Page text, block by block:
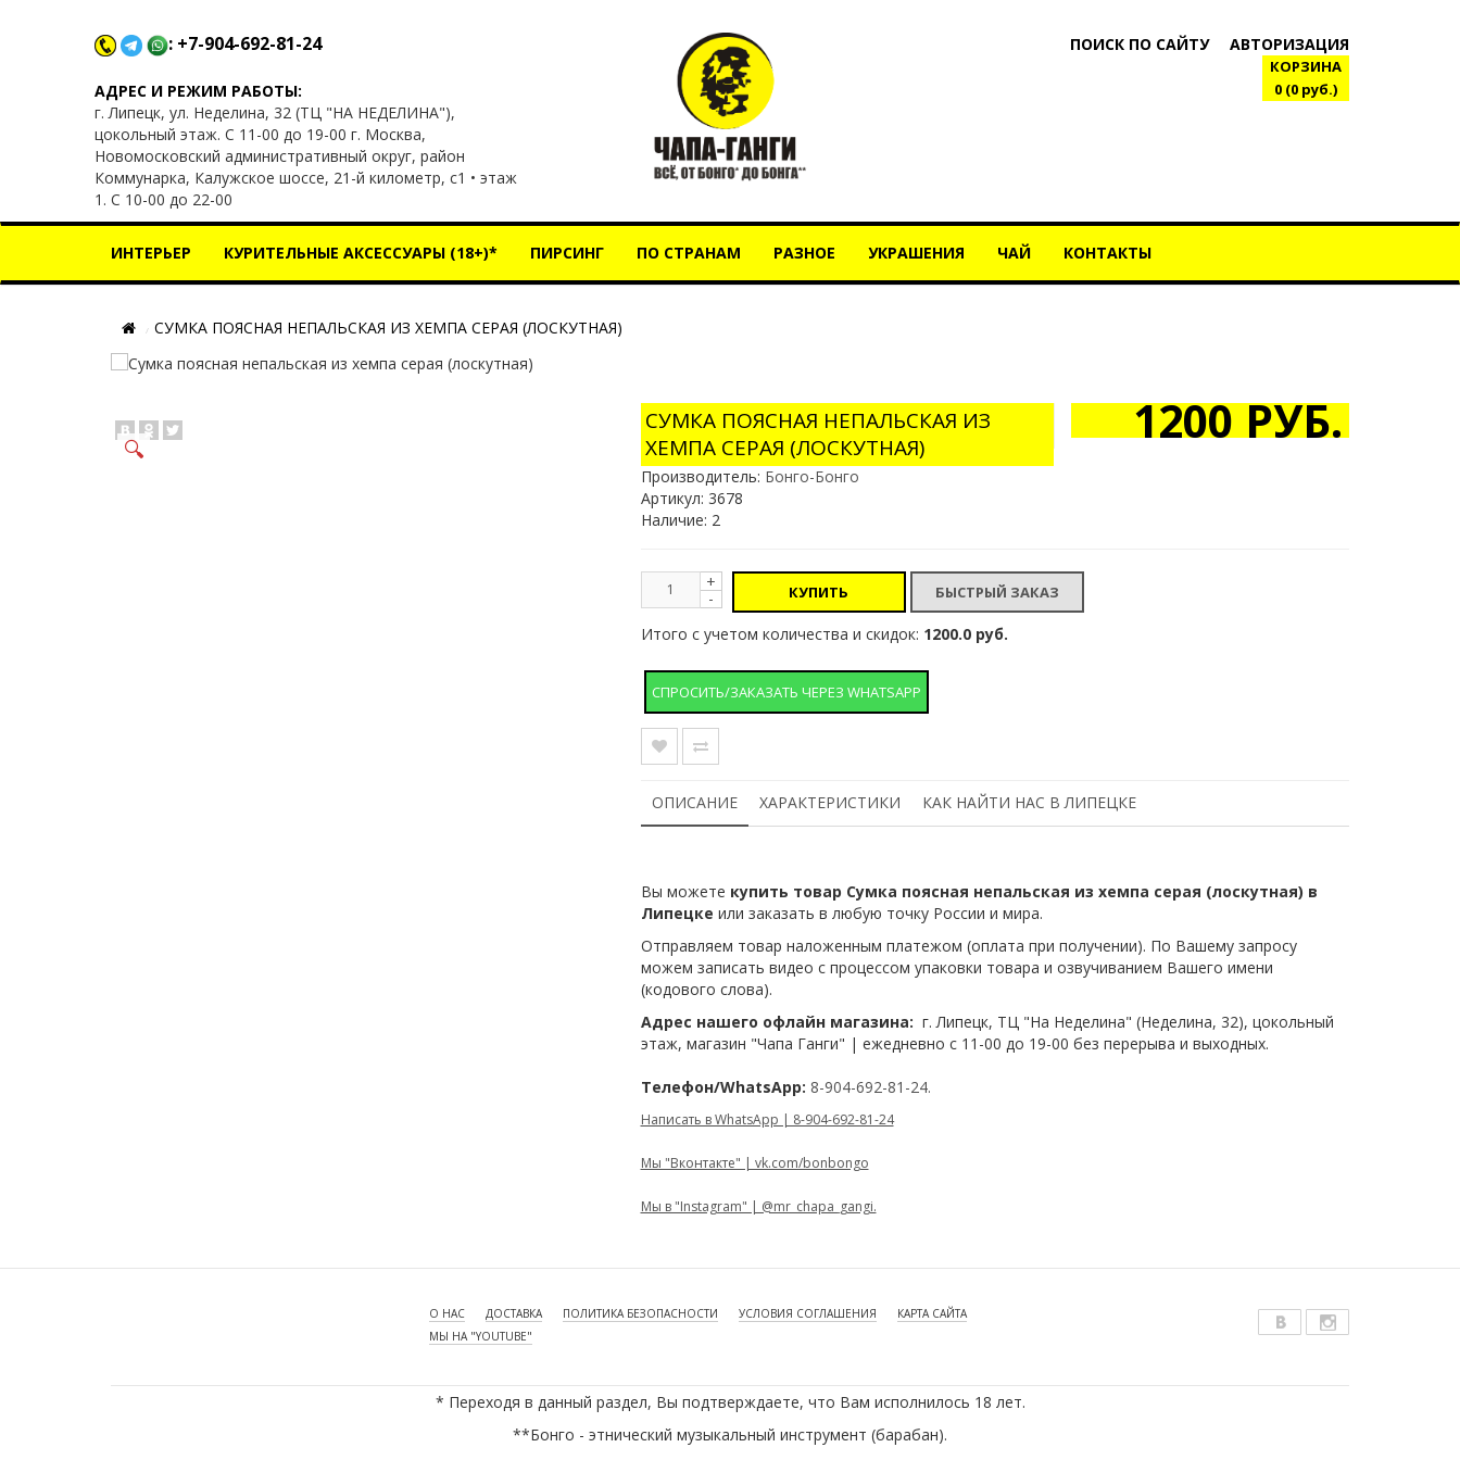
: +7-904-692-81-24
АДРЕС И РЕЖИМ РАБОТЫ:
г. Липецк, ул. Неделина, 32 (ТЦ "НА НЕДЕЛИНА"),
цокольный этаж. С 11-00 до 19-00 г. Москва,
Новомосковский административный округ, район
Коммунарка, Калужское шоссе, 21-й километр, с1 • этаж
1. С 10-00 до 22-00
ПОИСК ПО САЙТУ АВТОРИЗАЦИЯ
КОРЗИНА
0 (0 руб.)
ИНТЕРЬЕР КУРИТЕЛЬНЫЕ АКСЕССУАРЫ (18+)* ПИРСИНГ ПО СТРАНАМ РАЗНОЕ УКРАШЕНИЯ ЧАЙ КОНТАКТЫ
СУМКА ПОЯСНАЯ НЕПАЛЬСКАЯ ИЗ ХЕМПА СЕРАЯ (ЛОСКУТНАЯ)
🔍
СУМКА ПОЯСНАЯ НЕПАЛЬСКАЯ ИЗ
ХЕМПА СЕРАЯ (ЛОСКУТНАЯ)
Производитель: Бонго-Бонго
Артикул: 3678
Наличие: 2
1200 РУБ.
+
- КУПИТЬ
Итого с учетом количества и скидок: 1200.0 руб.
СПРОСИТЬ/ЗАКАЗАТЬ ЧЕРЕЗ WHATSAPP
ОПИСАНИЕ ХАРАКТЕРИСТИКИ КАК НАЙТИ НАС В ЛИПЕЦКЕ
Вы можете купить товар Сумка поясная непальская из хемпа серая (лоскутная) в
Липецке или заказать в любую точку России и мира.
Отправляем товар наложенным платежом (оплата при получении). По Вашему запросу
можем записать видео с процессом упаковки товара и озвучиванием Вашего имени
(кодового слова).
Адрес нашего офлайн магазина: г. Липецк, ТЦ "На Неделина" (Неделина, 32), цокольный
этаж, магазин "Чапа Ганги" | ежедневно с 11-00 до 19-00 без перерыва и выходных.
Телефон/WhatsApp: 8-904-692-81-24.
Написать в WhatsApp | 8-904-692-81-24
Мы "Вконтакте" | vk.com/bonbongo
Мы в "Instagram" | @mr_chapa_gangi.
О НАС ДОСТАВКА ПОЛИТИКА БЕЗОПАСНОСТИ УСЛОВИЯ СОГЛАШЕНИЯ
КАРТА САЙТА
МЫ НА "YOUTUBE"
* Переходя в данный раздел, Вы подтверждаете, что Вам исполнилось 18 лет.
**Бонго - этнический музыкальный инструмент (барабан).